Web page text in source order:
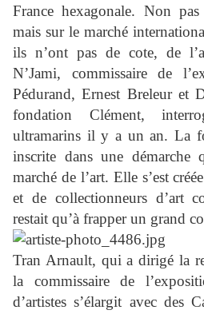
France hexagonale. Non
mais sur le marché
ils n’ont pas de cote, de
N’Jami, commissaire de
Pédurand, Ernest Breleur et
fondation Clément,
ultramarins il y a un an. La
inscrite dans une démarche
marché de l’art. Elle s’est
et de collectionneurs d’art
restait qu’à frapper un grand
Tran Arnault, qui a dirigé la
la commissaire de
d’artistes s’élargit avec des